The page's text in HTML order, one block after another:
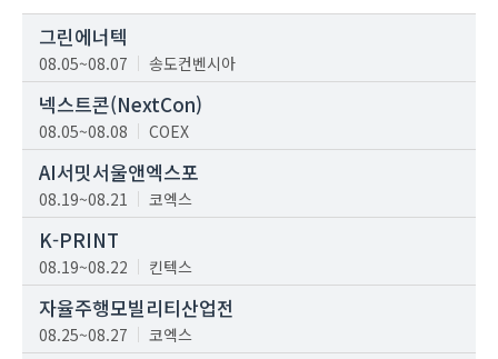
그린에너텍
08.05~08.07 송도컨벤시아
넥스트콘(NextCon)
08.05~08.08 COEX
AI서밋서울앤엑스포
08.19~08.21 코엑스
K-PRINT
08.19~08.22 킨텍스
자율주행모빌리티산업전
08.25~08.27 코엑스